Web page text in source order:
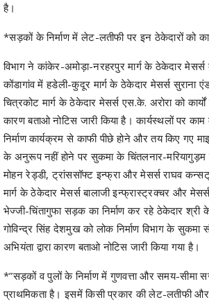
है।
*सड़कों के निर्माण में लेट-लतीफी पर इन ठेकेदारों को
विभाग ने कांकेर-अमोड़ा-नरहरपुर मार्ग के ठेकेदार मेसर्स
कोंडागांव में हडेली-कुदूर मार्ग के ठेकेदार मेसर्स
चित्रकोट मार्ग के ठेकेदार मेसर्स एस.के. अरोरा को
कारण बताओ नोटिस जारी किया है। कार्यस्थलों पर
निर्माण कार्यक्रम से काफी पीछे होने और तय किए गए
के अनुरूप नहीं होने पर सुकमा के चिंतलनार-
मोहन रेड्डी, ट्रांससॉफ्ट इन्फ्रा और मेसर्स राघव
मार्ग के ठेकेदार मेसर्स बालाजी इन्फ्रास्ट्रक्चर और
भेज्जी-चिंतागुफा सड़क का निर्माण कर रहे ठेकेदार श्री
गोविन्द्र सिंह देशमुख को लोक निर्माण विभाग के सुकमा
अभियंता द्वारा कारण बताओ नोटिस जारी किया गया है।
*”सड़कों व पुलों के निर्माण में गुणवत्ता और समय-सीमा
प्राथमिकता है। इसमें किसी प्रकार की लेट-लतीफी और